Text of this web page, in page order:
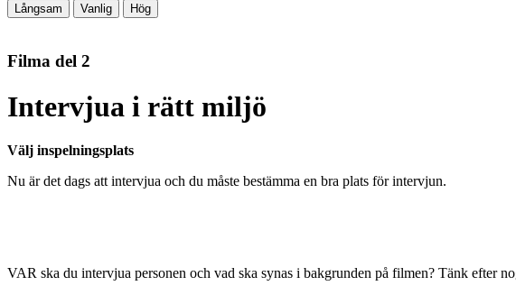
Långsam Vanlig Hög
Filma del 2
Intervjua i rätt miljö
Välj inspelningsplats
Nu är det dags att intervjua och du måste bestämma en bra plats för intervjun.
VAR ska du intervjua personen och vad ska synas i bakgrunden på filmen? Tänk efter